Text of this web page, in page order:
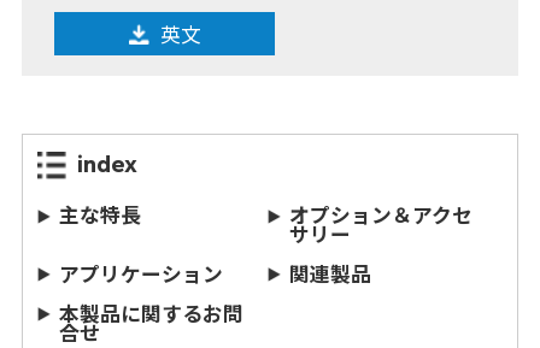
英文
index
主な特長
オプション＆アクセ
サリー
アプリケーション
関連製品
本製品に関するお問
合せ